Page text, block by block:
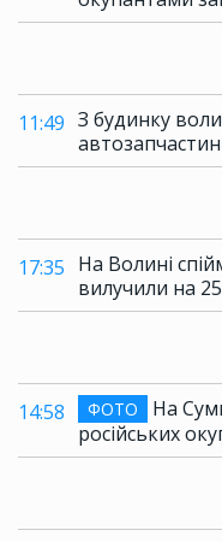
11:49 З будинку
17:35 На Волині
вилучили на
14:58 ФОТО
На
російських